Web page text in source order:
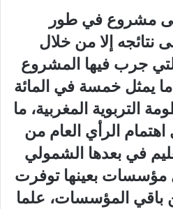
مشروع في طور
نتائجه إلا من خلال
التي جرب فيها المشروع
ما يمثل خمسة في المائة
التربوية المغربية، ما
اهتمام الرأي العام من
في بعدها الشمولي
مؤسسات بعينها توفرت
باقي المؤسسات، علما